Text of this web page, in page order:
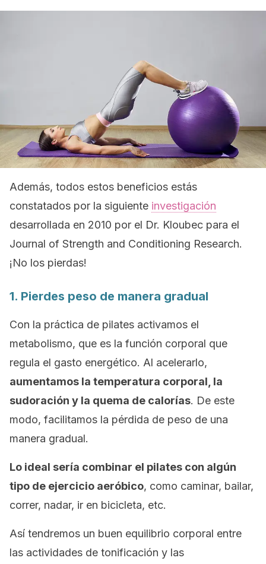
Además, todos estos beneficios estás
constatados por la siguiente investigación
desarrollada en 2010 por el Dr. Kloubec para el
Journal of Strength and Conditioning Research.
¡No los pierdas!
1. Pierdes peso de manera gradual
Con la práctica de pilates activamos el
metabolismo, que es la función corporal que
regula el gasto energético. Al acelerarlo,
aumentamos la temperatura corporal, la
sudoración y la quema de calorías. De este
modo, facilitamos la pérdida de peso de una
manera gradual.
Lo ideal sería combinar el pilates con algún
tipo de ejercicio aeróbico, como caminar, bailar,
correr, nadar, ir en bicicleta, etc.
Así tendremos un buen equilibrio corporal entre
las actividades de tonificación y las